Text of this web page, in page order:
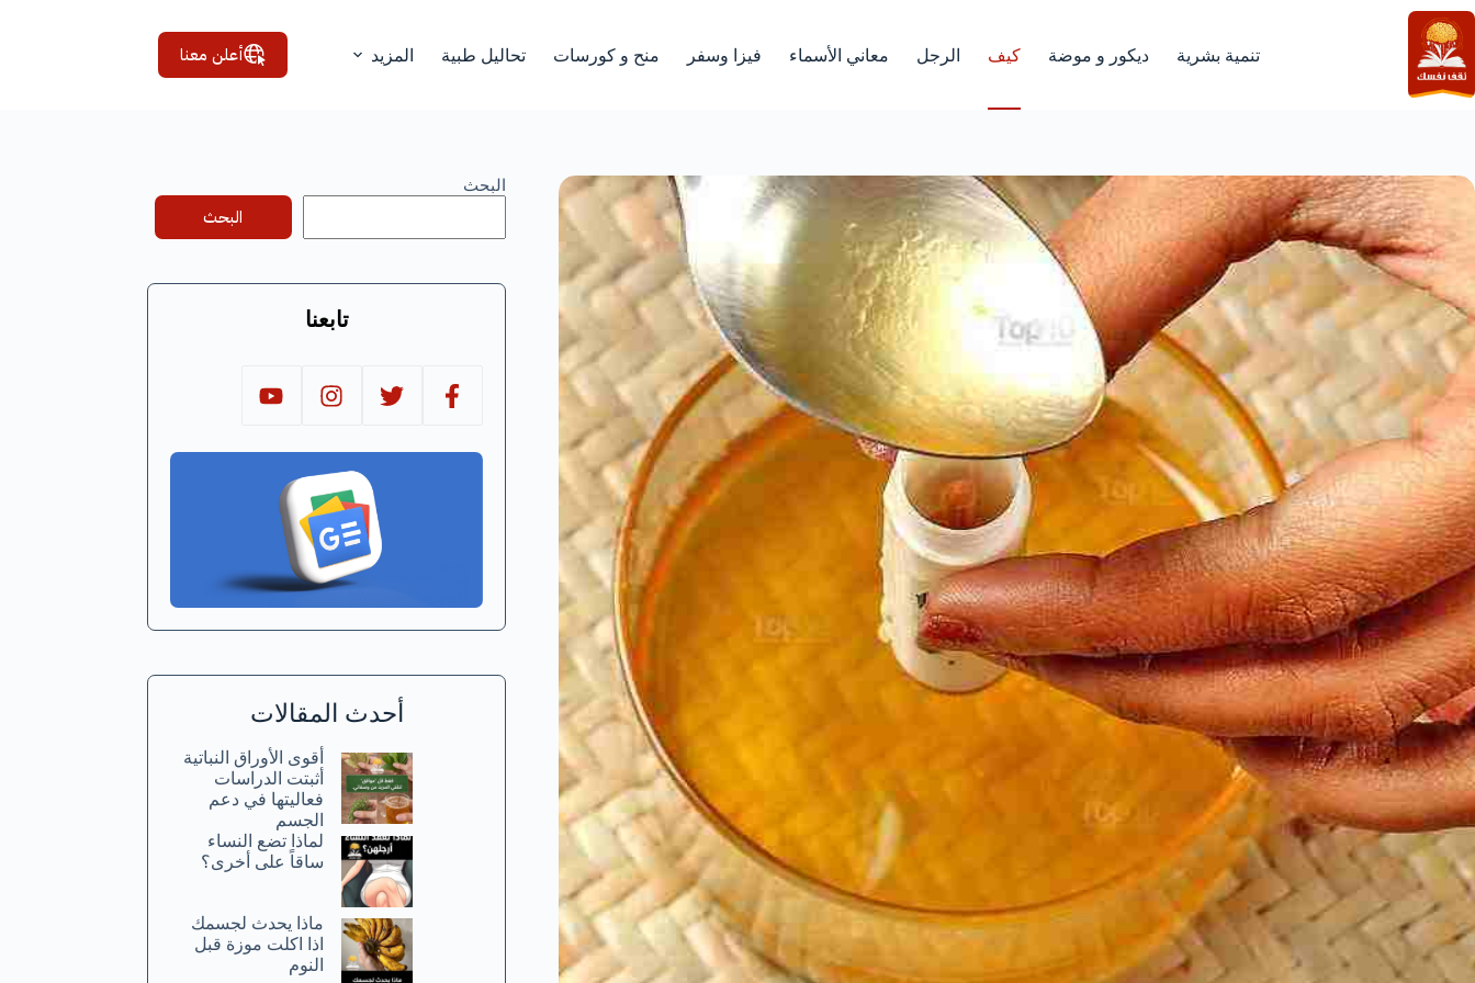
التجاوز
إلى
المحتوى
تنمية بشرية ديكور و موضة كيف الرجل معاني الأسماء فيزا وسفر منح و كورسات تحاليل طبية المزيد أعلن معنا
البحث
البحث
تابعنا
أحدث المقالات
أقوى الأوراق النباتية
أثبتت الدراسات
فعاليتها في دعم
الجسم
لماذا تضع النساء
ساقاً على أخرى؟
ماذا يحدث لجسمك
اذا اكلت موزة قبل
النوم